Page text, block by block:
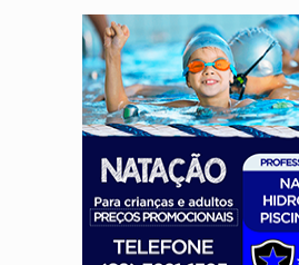
FORTALECIMENTO:
VÍDEO:Condutor de carro
'OS OLHOS DO
SOB INVESTIGAÇÃO:
ESQUEMA DE
ASSESSOR